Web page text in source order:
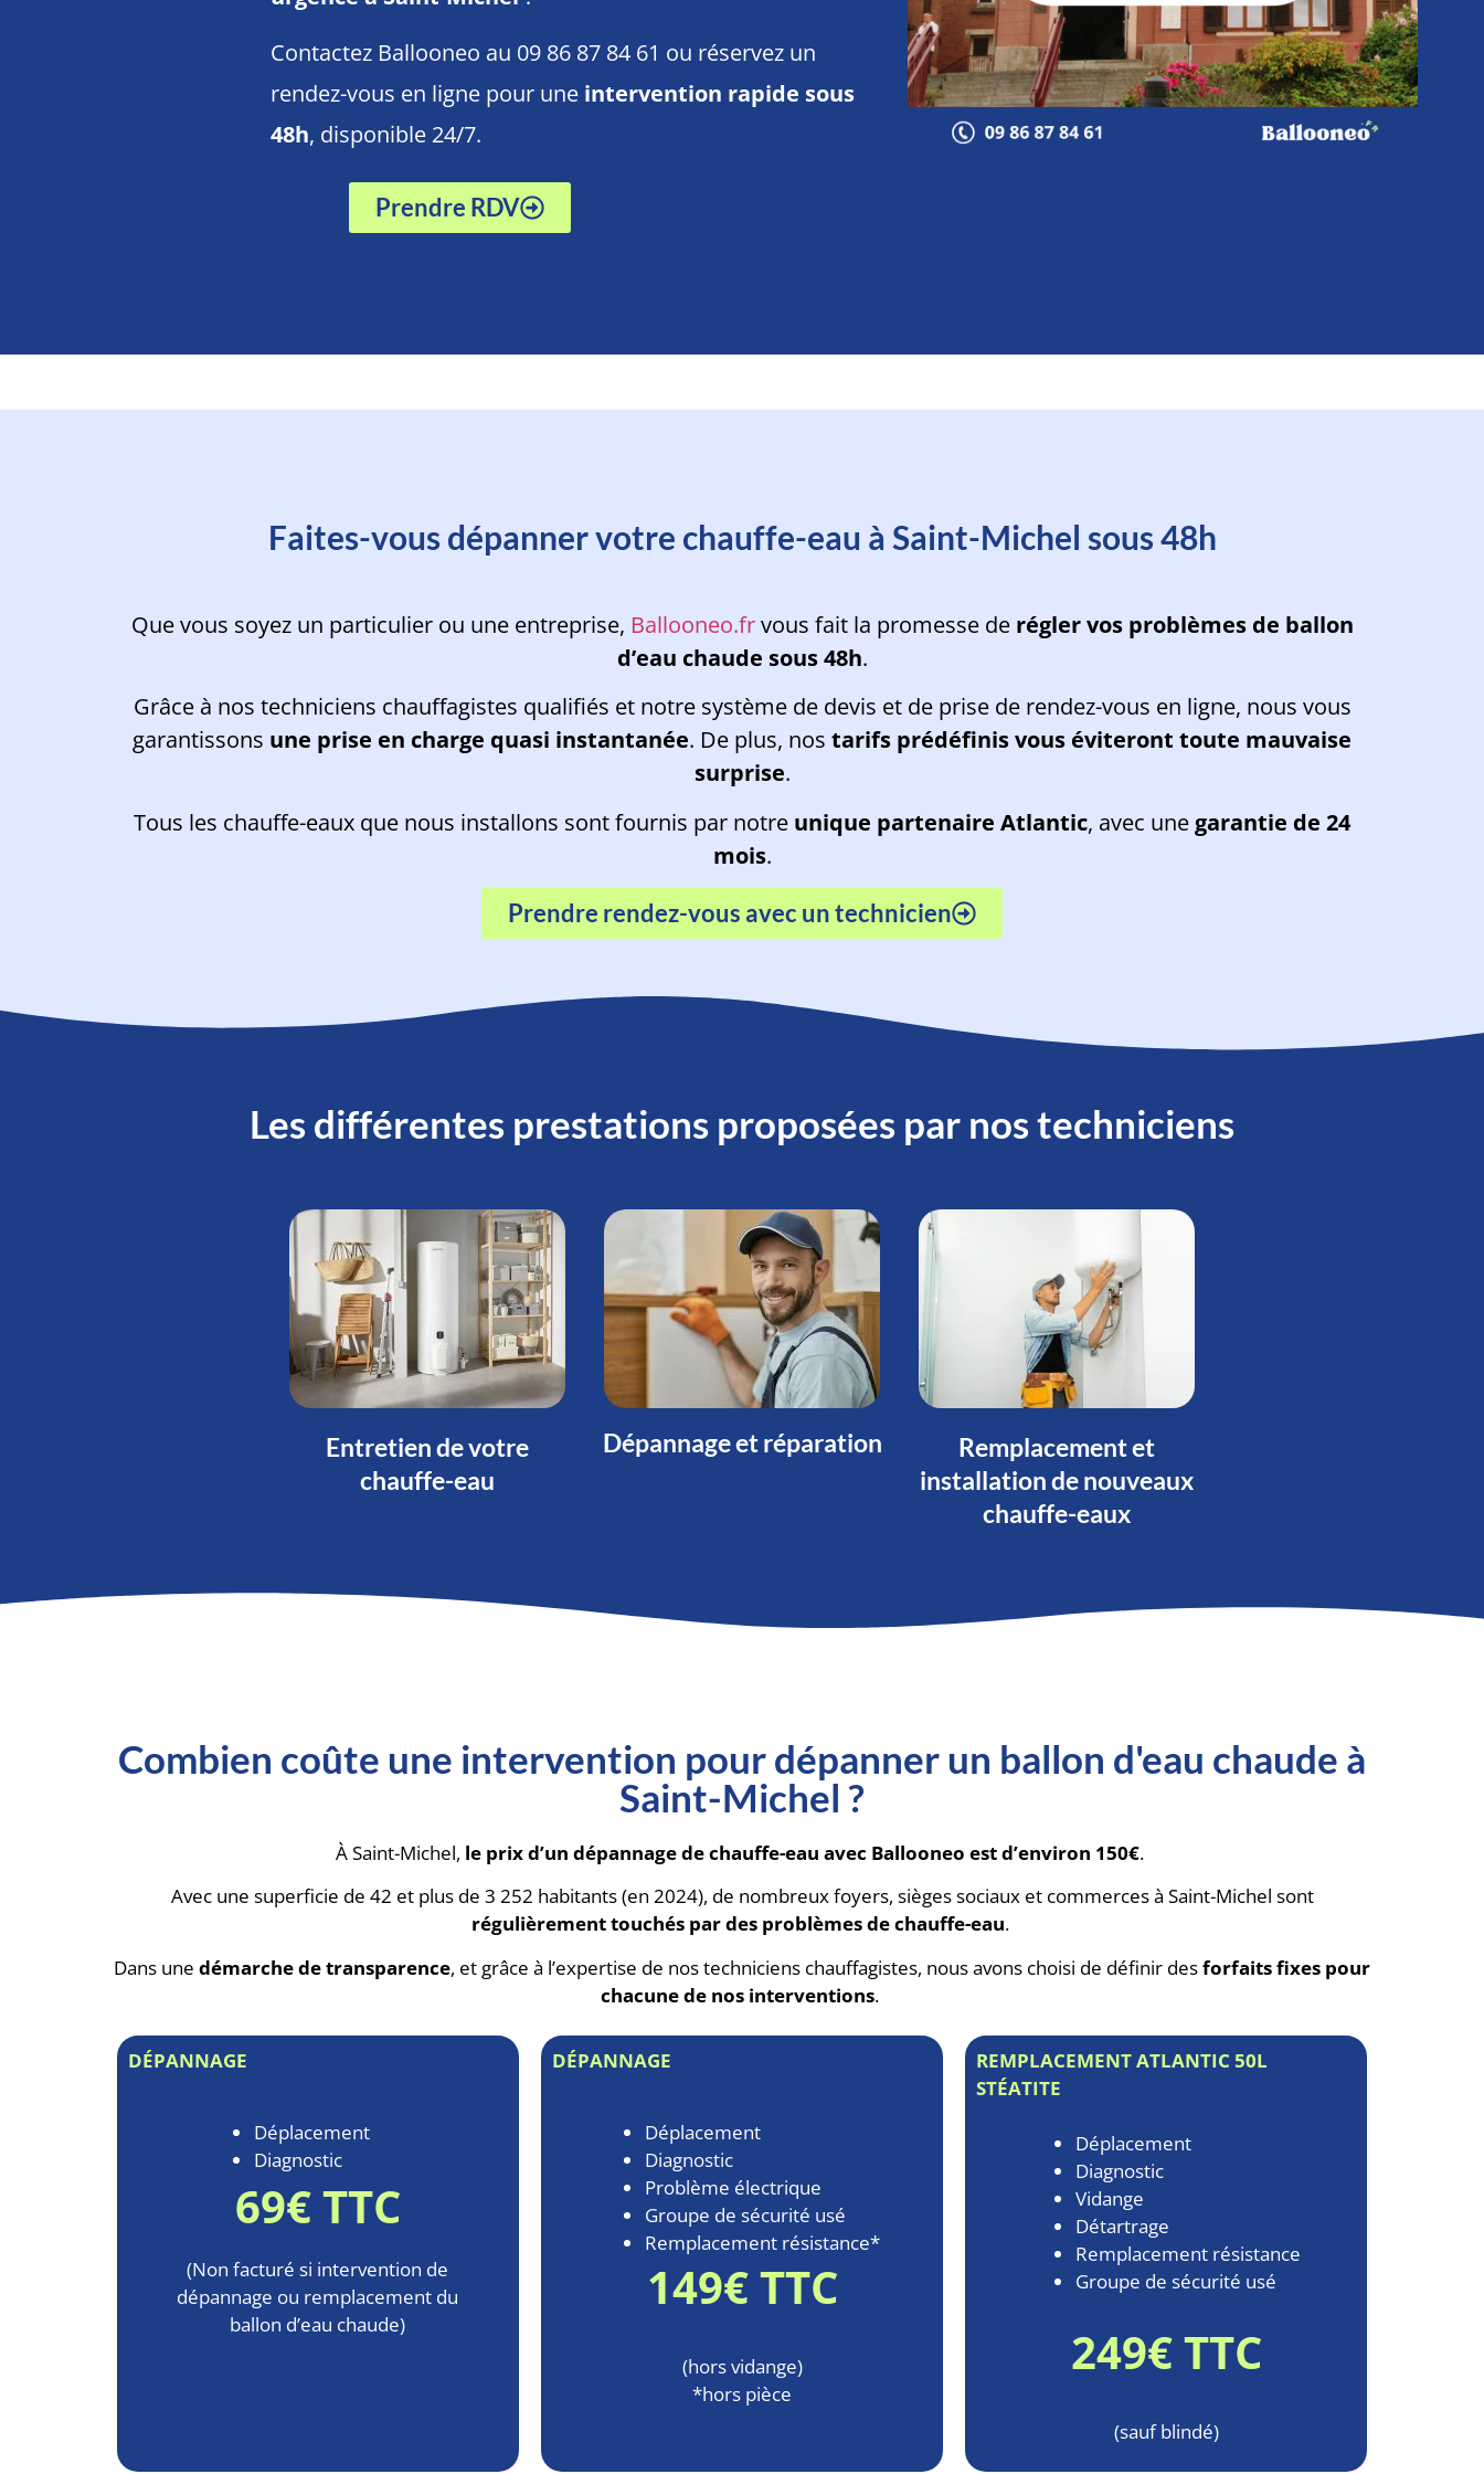
Contactez Ballooneo au 09 86 87 84 61 ou réservez un
rendez-vous en ligne pour une intervention rapide sous
48h, disponible 24/7.
Prendre RDV
Faites-vous dépanner votre chauffe-eau à Saint-Michel sous 48h
Que vous soyez un particulier ou une entreprise, Ballooneo.frvous fait la promesse de régler vos problèmes de ballon
d’eau chaude sous 48h.
Grâce à nos techniciens chauffagistes qualifiés et notre système de devis et de prise de rendez-vous en ligne, nous vous
garantissons une prise en charge quasi instantanée. De plus, nos tarifs prédéfinis vous éviteront toute mauvaise
surprise.
Tous les chauffe-eaux que nous installons sont fournis par notre unique partenaire Atlantic, avec une garantie de 24
mois.
Prendre rendez-vous avec un technicien
Les différentes prestations proposées par nos techniciens
Entretien de votre
chauffe-eau
Dépannage et réparation
Remplacement et
installation de nouveaux
chauffe-eaux
Combien coûte une intervention pour dépanner un ballon d'eau chaude à
Saint-Michel ?
À Saint-Michel, le prix d’un dépannage de chauffe-eau avec Ballooneo est d’environ 150€.
Avec une superficie de 42 et plus de 3 252 habitants (en 2024), de nombreux foyers, sièges sociaux et commerces à Saint-Michel sont
régulièrement touchés par des problèmes de chauffe-eau.
Dans une démarche de transparence, et grâce à l’expertise de nos techniciens chauffagistes, nous avons choisi de définir desforfaits fixes pour
chacune de nos interventions.
DÉPANNAGE
Déplacement
Diagnostic
69€ TTC
(Non facturé si intervention de
dépannage ou remplacement du
ballon d’eau chaude)
DÉPANNAGE
Déplacement
Diagnostic
Problème électrique
Groupe de sécurité usé
Remplacement résistance*
149€ TTC
(hors vidange)
*hors pièce
REMPLACEMENT ATLANTIC 50L
STÉATITE
Déplacement
Diagnostic
Vidange
Détartrage
Remplacement résistance
Groupe de sécurité usé
249€ TTC
(sauf blindé)